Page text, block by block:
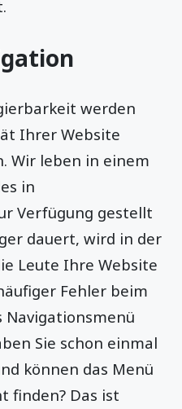
werden
Ihrer Website
Wir leben in einem
in
Verfügung gestellt
dauert, wird in der
Leute Ihre Website
Fehler beim
Navigationsmenü
Sie schon einmal
können das Menü
finden? Das ist